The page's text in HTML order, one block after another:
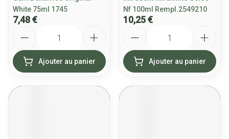
White 75ml 1745
7,48 €
Ajouter au panier
Nf 100ml Rempl.2549210
10,25 €
Ajouter au panier